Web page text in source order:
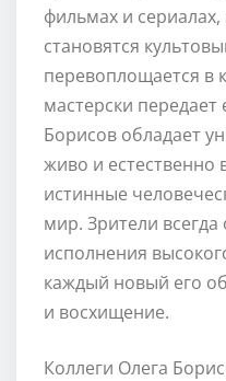
фильмах и
становятся
перевоплощается в
мастерски
Борисов обладает
живо и естественно
истинные
мир. Зрители
исполнения
каждый новый его
и восхищение.
Коллеги Олега